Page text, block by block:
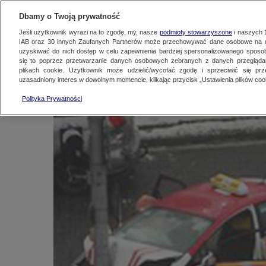
KONTAKT24
Taksówka ścięła
Kontakt24
Dbamy o Twoją prywatność
Jeśli użytkownik wyrazi na to zgodę, my, nasze podmioty stowarzyszonei naszych
IAB oraz 30innych Zaufanych Partnerów może przechowywać dane osobowe na
uzyskiwać do nich dostęp w celu zapewnienia bardziej spersonalizowanego
się to poprzez przetwarzanie danych osobowych zebranych z danych
plikach cookie. Użytkownik może udzielić/wycofać zgodę i sprzeciwić się
uzasadniony interes w dowolnym momencie, klikając przycisk „Ustawienia plików
Polityka Prywatności